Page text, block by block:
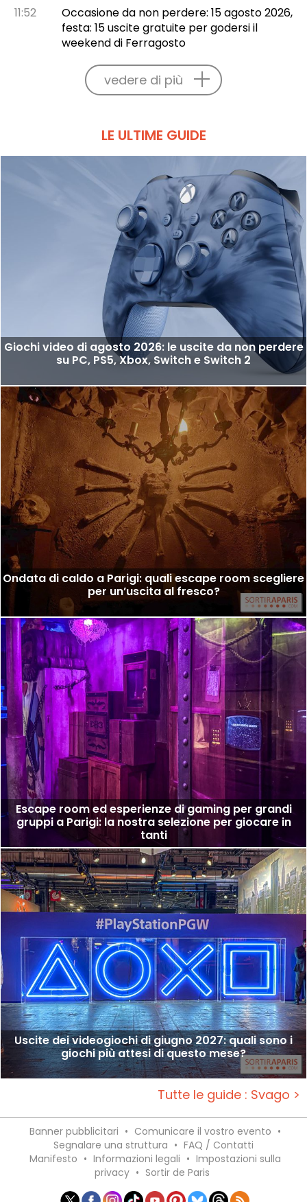
11:52
Occasione da non perdere: 15 agosto 2026,
festa: 15 uscite gratuite per godersi il
weekend di Ferragosto
vedere di più
LE ULTIME GUIDE
Giochi video di agosto 2026: le uscite da non perdere
su PC, PS5, Xbox, Switch e Switch 2
Ondata di caldo a Parigi: quali escape room scegliere
per un’uscita al fresco?
Escape room ed esperienze di gaming per grandi
gruppi a Parigi: la nostra selezione per giocare in
tanti
Uscite dei videogiochi di giugno 2027: quali sono i
giochi più attesi di questo mese?
Tutte le guide : Svago >
Banner pubblicitari • Comunicare il vostro evento •
Segnalare una struttura • FAQ / Contatti
Manifesto • Informazioni legali • Impostazioni sulla
privacy • Sortir de Paris